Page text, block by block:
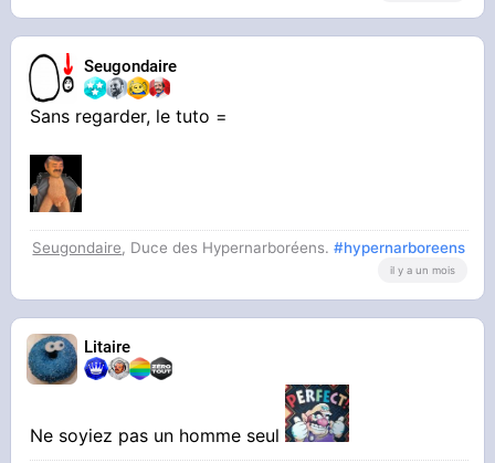
Seugondaire
Sans regarder, le tuto =
Seugondaire, Duce des Hypernarboréens.#hypernarboreens
il y a un mois
Litaire
Ne soyiez pas un homme seul